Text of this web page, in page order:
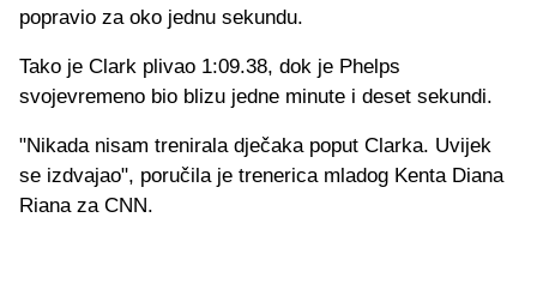
popravio za oko jednu sekundu.
Tako je Clark plivao 1:09.38, dok je Phelps
svojevremeno bio blizu jedne minute i deset sekundi.
"Nikada nisam trenirala dječaka poput Clarka. Uvijek
se izdvajao", poručila je trenerica mladog Kenta Diana
Riana za CNN.